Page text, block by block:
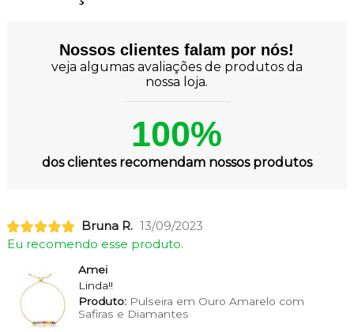
Nossos clientes falam por nós!
veja algumas avaliações de produtos da
nossa loja.
100%
dos clientes recomendam nossos produtos
Bruna R. 13/09/2023
Eu recomendo esse produto.
Amei
Linda!!
Produto:Pulseira em Ouro Amarelo com
Safiras e Diamantes